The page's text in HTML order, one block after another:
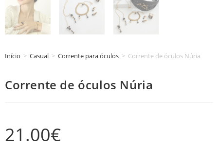
Início > Casual > Corrente para óculos > Corrente de óculos Núria
Corrente de óculos Núria
21.00€